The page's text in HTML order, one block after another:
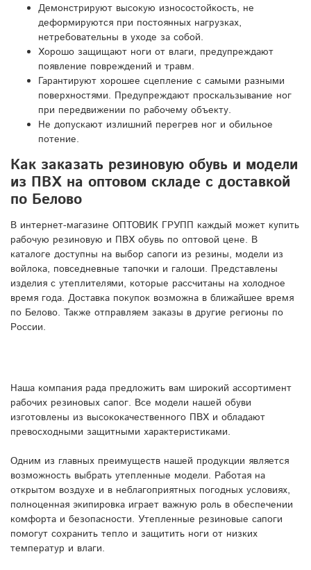
Демонстрируют высокую износостойкость, не
деформируются при постоянных нагрузках,
нетребовательны в уходе за собой.
Хорошо защищают ноги от влаги, предупреждают
появление повреждений и травм.
Гарантируют хорошее сцепление с самыми разными
поверхностями. Предупреждают проскальзывание ног
при передвижении по рабочему объекту.
Не допускают излишний перегрев ног и обильное
потение.
Как заказать резиновую обувь и модели
из ПВХ на оптовом складе с доставкой
по Белово
В интернет-магазине ОПТОВИК ГРУПП каждый может купить
рабочую резиновую и ПВХ обувь по оптовой цене. В
каталоге доступны на выбор сапоги из резины, модели из
войлока, повседневные тапочки и галоши. Представлены
изделия с утеплителями, которые рассчитаны на холодное
время года. Доставка покупок возможна в ближайшее время
по Белово. Также отправляем заказы в другие регионы по
России.
Наша компания рада предложить вам широкий ассортимент
рабочих резиновых сапог. Все модели нашей обуви
изготовлены из высококачественного ПВХ и обладают
превосходными защитными характеристиками.
Одним из главных преимуществ нашей продукции является
возможность выбрать утепленные модели. Работая на
открытом воздухе и в неблагоприятных погодных условиях,
полноценная экипировка играет важную роль в обеспечении
комфорта и безопасности. Утепленные резиновые сапоги
помогут сохранить тепло и защитить ноги от низких
температур и влаги.